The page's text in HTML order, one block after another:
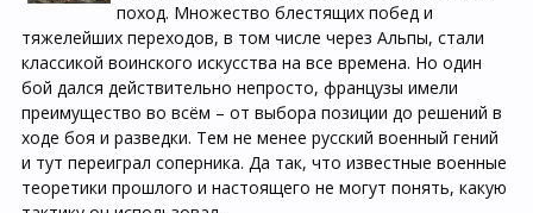
поход. Множество блестящих побед и
тяжелейших переходов, в том числе через Альпы, стали
классикой воинского искусства на все времена. Но один
бой дался действительно непросто, французы имели
преимущество во всём – от выбора позиции до решений в
ходе боя и разведки. Тем не менее русский военный гений
и тут переиграл соперника. Да так, что известные военные
теоретики прошлого и настоящего не могут понять, какую